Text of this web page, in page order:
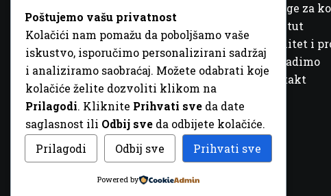
Fra Ivana Jukića br. 2, 72000 Zenica, BiH
+387 32 448 001
info@inz.ba
http://www.inz.ba
Usluge za
Institut
Kvalitet i
Šta radimo
Kontakt
© 2026 Sva prava zadržana. DizajnGordonDM
Poštujemo vašu privatnost
Kolačići nam pomažu da poboljšamo vaše
iskustvo, isporučimo personalizirani sadržaj
i analiziramo saobraćaj. Možete odabrati koje
kolačiće želite dozvoliti klikom na
Prilagodi. Kliknite Prihvati sve da date
saglasnost ili Odbij sve da odbijete kolačiće.
Prilagodi
Odbij sve Prihvati sve
Powered by